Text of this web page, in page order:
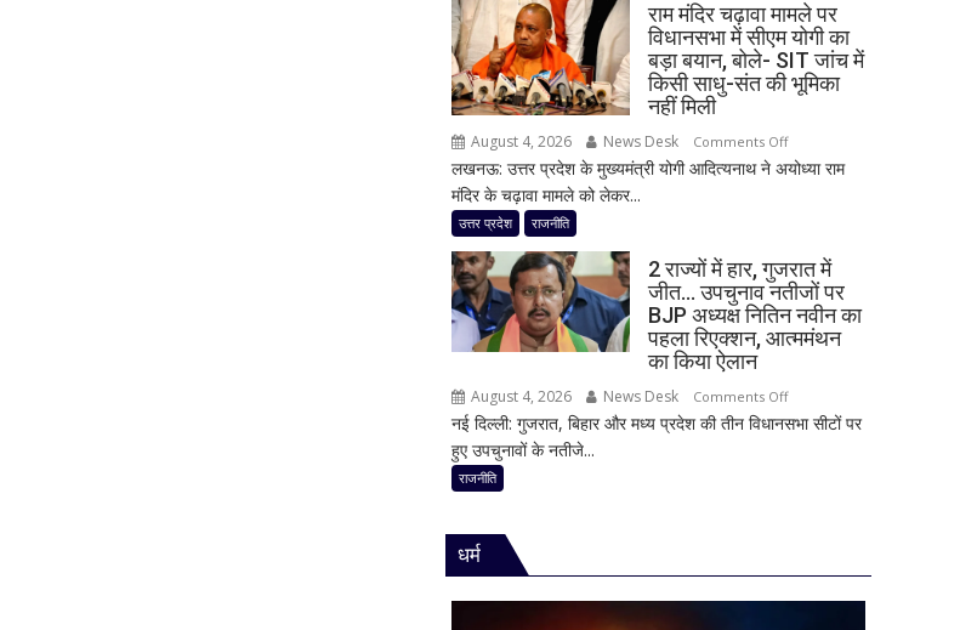
दिया
इस्तीफा
कांग्रेस
का
बड़ा
दांव,
पूरी
बदली,
नई
जिम्मेदारियां
घोषित
राम मंदिर चढ़ावा मामले पर
विधानसभा में सीएम योगी का
बड़ा बयान, बोले- SIT जांच में
किसी साधु-संत की भूमिका
नहीं मिली
August 4, 2026 News Desk Comments Offon
राम
पर
विधानसभा
में
बड़ा
लखनऊ: उत्तर प्रदेश के मुख्यमंत्री योगी आदित्यनाथ ने अयोध्या राम
मंदिर के चढ़ावा मामले को लेकर...
उत्तर प्रदेश राजनीति
2 राज्यों में हार, गुजरात में
जीत… उपचुनाव नतीजों पर
BJP अध्यक्ष नितिन नवीन का
पहला रिएक्शन, आत्ममंथन
का किया ऐलान
August 4, 2026 News Desk Comments Offon
2
जीत…
नई दिल्ली: गुजरात, बिहार और मध्य प्रदेश की तीन विधानसभा सीटों पर
हुए उपचुनावों के नतीजे...
राजनीति
धर्म